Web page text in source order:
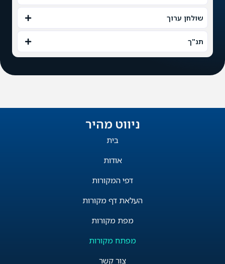
שולחן ערוך
תנ"ך
ניווט מהיר
בית
אודות
דפי המקורות
העלאת דף מקורות
מפת מקורות
מפתח מקורות
צור קשר